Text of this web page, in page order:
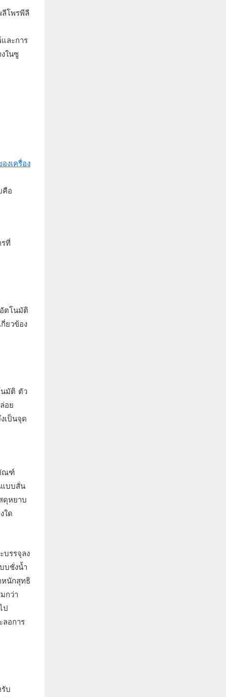
โพรพีลี
ละการ
ในซู
งเครื่อง
คือ
ที่
ตโนมัติ
ยวข้อง
นมัติ ตัว
อย
เป็นจุด
ณฑ์
แบบสั่น
ดุหยาบ
ใด
บรรจุลง
บชั่งน้ำ
หนักสุทธิ
กว่า
ป
ลอการ
บ